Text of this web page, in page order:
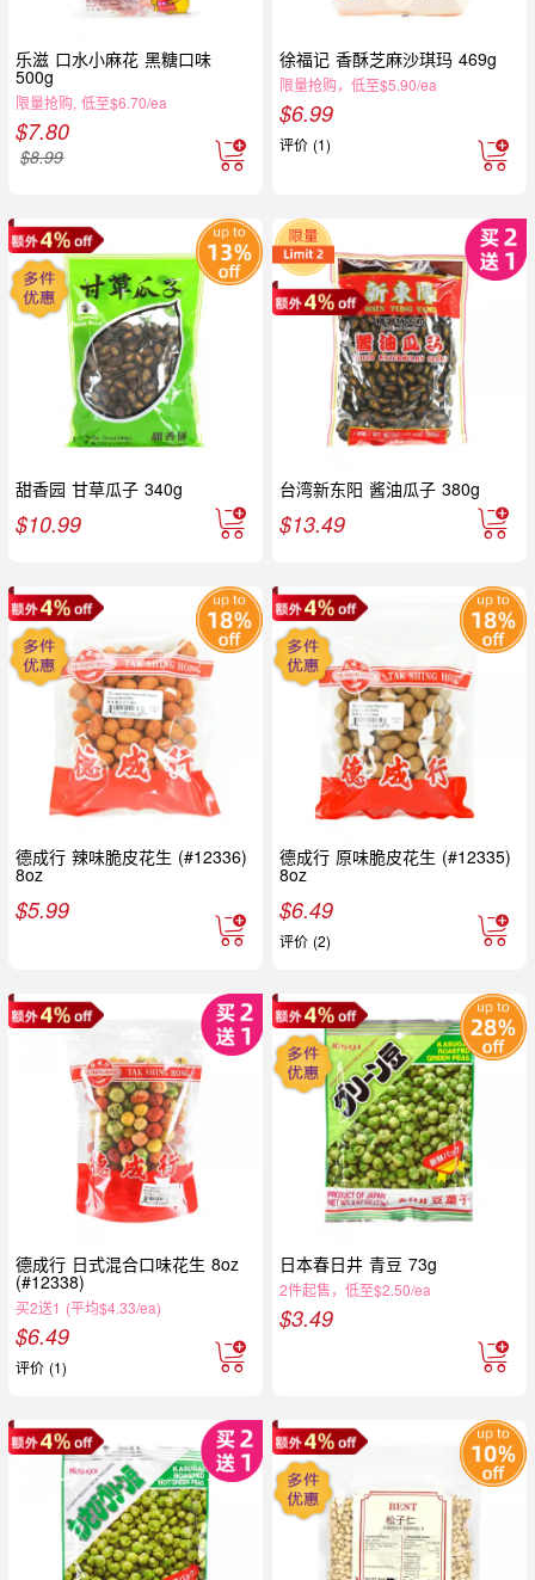
乐滋 口水小麻花 黑糖口味
500g
限量抢购, 低至$6.70/ea
$7.80
$8.99
徐福记 香酥芝麻沙琪玛 469g
限量抢购，低至$5.90/ea
$6.99
评价 (1)
甜香园 甘草瓜子 340g
$10.99
台湾新东阳 酱油瓜子 380g
$13.49
德成行 辣味脆皮花生 (#12336)
8oz
$5.99
德成行 原味脆皮花生 (#12335)
8oz
$6.49
评价 (2)
德成行 日式混合口味花生 8oz
(#12338)
买2送1 (平均$4.33/ea)
$6.49
评价 (1)
日本春日井 青豆 73g
2件起售，低至$2.50/ea
$3.49